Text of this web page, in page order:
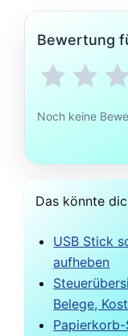
Bewertung
Noch keine
Das könnte
USB Stick
aufheben
Belege,